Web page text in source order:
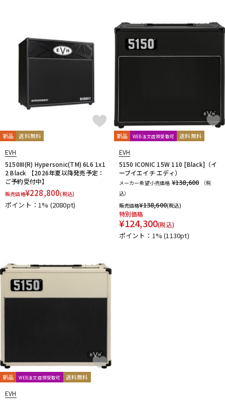
中古 ヴィンテージ
新品 送料無料
EVH
5150III(R) Hypersonic(TM) 6L6 1x1
2 Black 【2026年夏以降発売予定：
ご予約受付中】
販売価格¥228,800(税込)
ポイント：1% (2080pt)
新品 WEB注文店頭受取可 送料無料
EVH
5150 ICONIC 15W 110 [Black]（イ
ーブイエイチ エディ）
メーカー希望小売価格 ¥138,600
（税
込）
販売価格¥138,600(税込)
特別価格
¥124,300(税込)
ポイント：1%(1130pt)
新品 WEB注文店頭受取可 送料無料
EVH